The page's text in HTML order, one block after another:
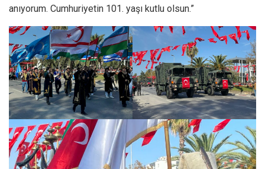
anıyorum. Cumhuriyetin 101. yaşı kutlu olsun.”